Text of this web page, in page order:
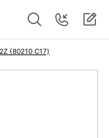
(80210 С17)